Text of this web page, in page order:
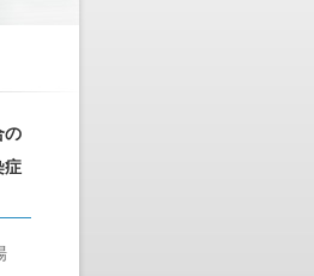
の
症